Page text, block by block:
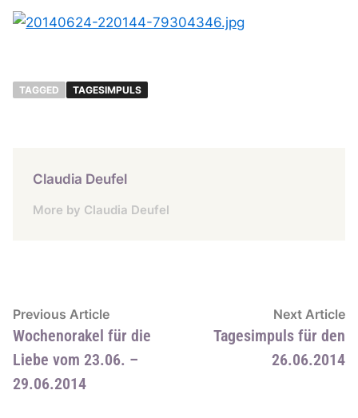
TAGGED TAGESIMPULS
Claudia Deufel
More by Claudia Deufel
Beitragsnavigation
Previous ArticlePrevious
article:
Wochenorakel für die
Liebe vom 23.06. –
29.06.2014
Next Article
Tagesimpuls für den
26.06.2014